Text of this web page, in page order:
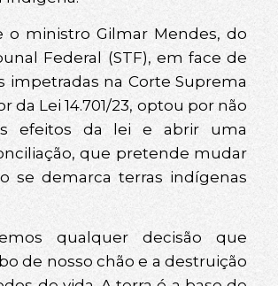
o ministro Gilmar Mendes, do
Federal (STF), em face de
impetradas na Corte Suprema
da Lei 14.701/23, optou por não
efeitos da lei e abrir uma
que pretende mudar
se demarca terras indígenas
qualquer decisão que
de nosso chão e a destruição